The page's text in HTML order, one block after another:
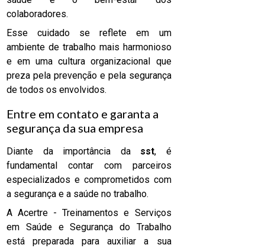
colaboradores.
Esse cuidado se reflete em um
ambiente de trabalho mais harmonioso
e em uma cultura organizacional que
preza pela prevenção e pela segurança
de todos os envolvidos.
Entre em contato e garanta a
segurança da sua empresa
Diante da importância da sst, é
fundamental contar com parceiros
especializados e comprometidos com
a segurança e a saúde no trabalho.
A Acertre - Treinamentos e Serviços
em Saúde e Segurança do Trabalho
está preparada para auxiliar a sua